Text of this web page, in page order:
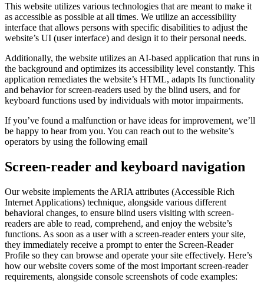
This website utilizes various technologies that are meant to make it
as accessible as possible at all times. We utilize an accessibility
interface that allows persons with specific disabilities to adjust the
website’s UI (user interface) and design it to their personal needs.
Additionally, the website utilizes an AI-based application that runs in
the background and optimizes its accessibility level constantly. This
application remediates the website’s HTML, adapts Its functionality
and behavior for screen-readers used by the blind users, and for
keyboard functions used by individuals with motor impairments.
If you’ve found a malfunction or have ideas for improvement, we’ll
be happy to hear from you. You can reach out to the website’s
operators by using the following email
Screen-reader and keyboard navigation
Our website implements the ARIA attributes (Accessible Rich
Internet Applications) technique, alongside various different
behavioral changes, to ensure blind users visiting with screen-
readers are able to read, comprehend, and enjoy the website’s
functions. As soon as a user with a screen-reader enters your site,
they immediately receive a prompt to enter the Screen-Reader
Profile so they can browse and operate your site effectively. Here’s
how our website covers some of the most important screen-reader
requirements, alongside console screenshots of code examples: